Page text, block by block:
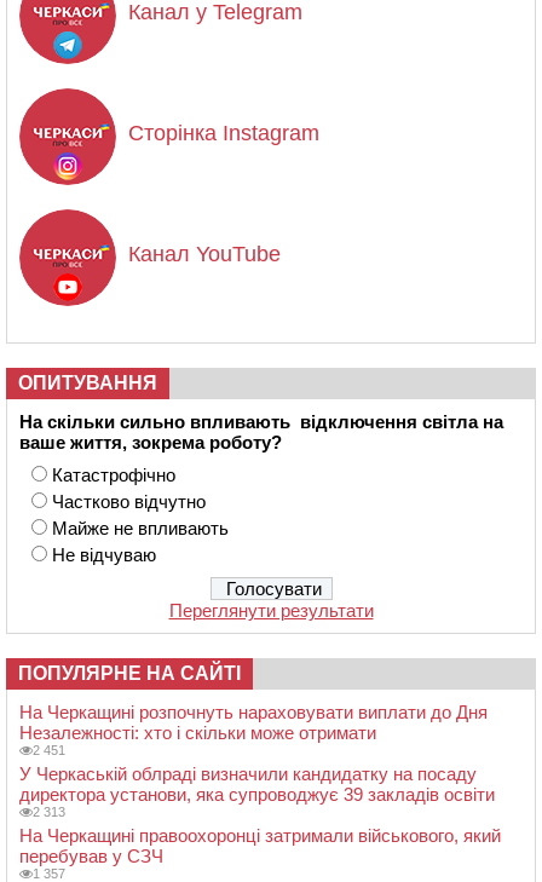
Канал у Telegram
Сторінка Instagram
Канал YouTube
ОПИТУВАННЯ
На скільки сильно впливають відключення світла на
ваше життя, зокрема роботу?
Катастрофічно
Частково відчутно
Майже не впливають
Не відчуваю
Переглянути результати
ПОПУЛЯРНЕ НА САЙТІ
На Черкащині розпочнуть нараховувати виплати до Дня
Незалежності: хто і скільки може отримати
2 451
У Черкаській облраді визначили кандидатку на посаду
директора установи, яка супроводжує 39 закладів освіти
2 313
На Черкащині правоохоронці затримали військового, який
перебував у СЗЧ
1 357